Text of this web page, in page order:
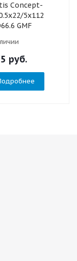
Concept-
5x112
GMF
руб.